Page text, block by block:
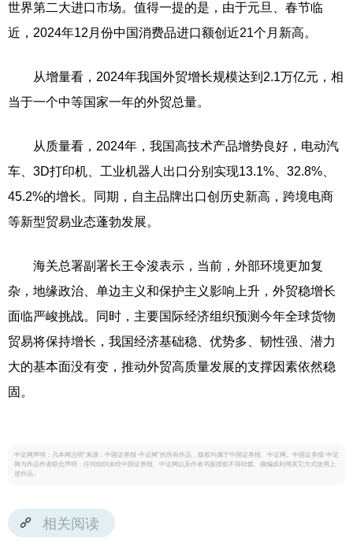
世界第二大进口市场。值得一提的是，由于元旦、春节临
近，2024年12月份中国消费品进口额创近21个月新高。
从增量看，2024年我国外贸增长规模达到2.1万亿元，相
当于一个中等国家一年的外贸总量。
从质量看，2024年，我国高技术产品增势良好，电动汽
车、3D打印机、工业机器人出口分别实现13.1%、32.8%、
45.2%的增长。同期，自主品牌出口创历史新高，跨境电商
等新型贸易业态蓬勃发展。
海关总署副署长王令浚表示，当前，外部环境更加复
杂，地缘政治、单边主义和保护主义影响上升，外贸稳增长
面临严峻挑战。同时，主要国际经济组织预测今年全球货物
贸易将保持增长，我国经济基础稳、优势多、韧性强、潜力
大的基本面没有变，推动外贸高质量发展的支撑因素依然稳
固。
中证网声明：凡本网注明“来源：中国证券报·中证网”的所有作品，版权均属于中国证券报、中证网。中国证券报·中证
网与作品作者联合声明，任何组织未经中国证券报、中证网以及作者书面授权不得转载、摘编或利用其它方式使用上
述作品。
相关阅读